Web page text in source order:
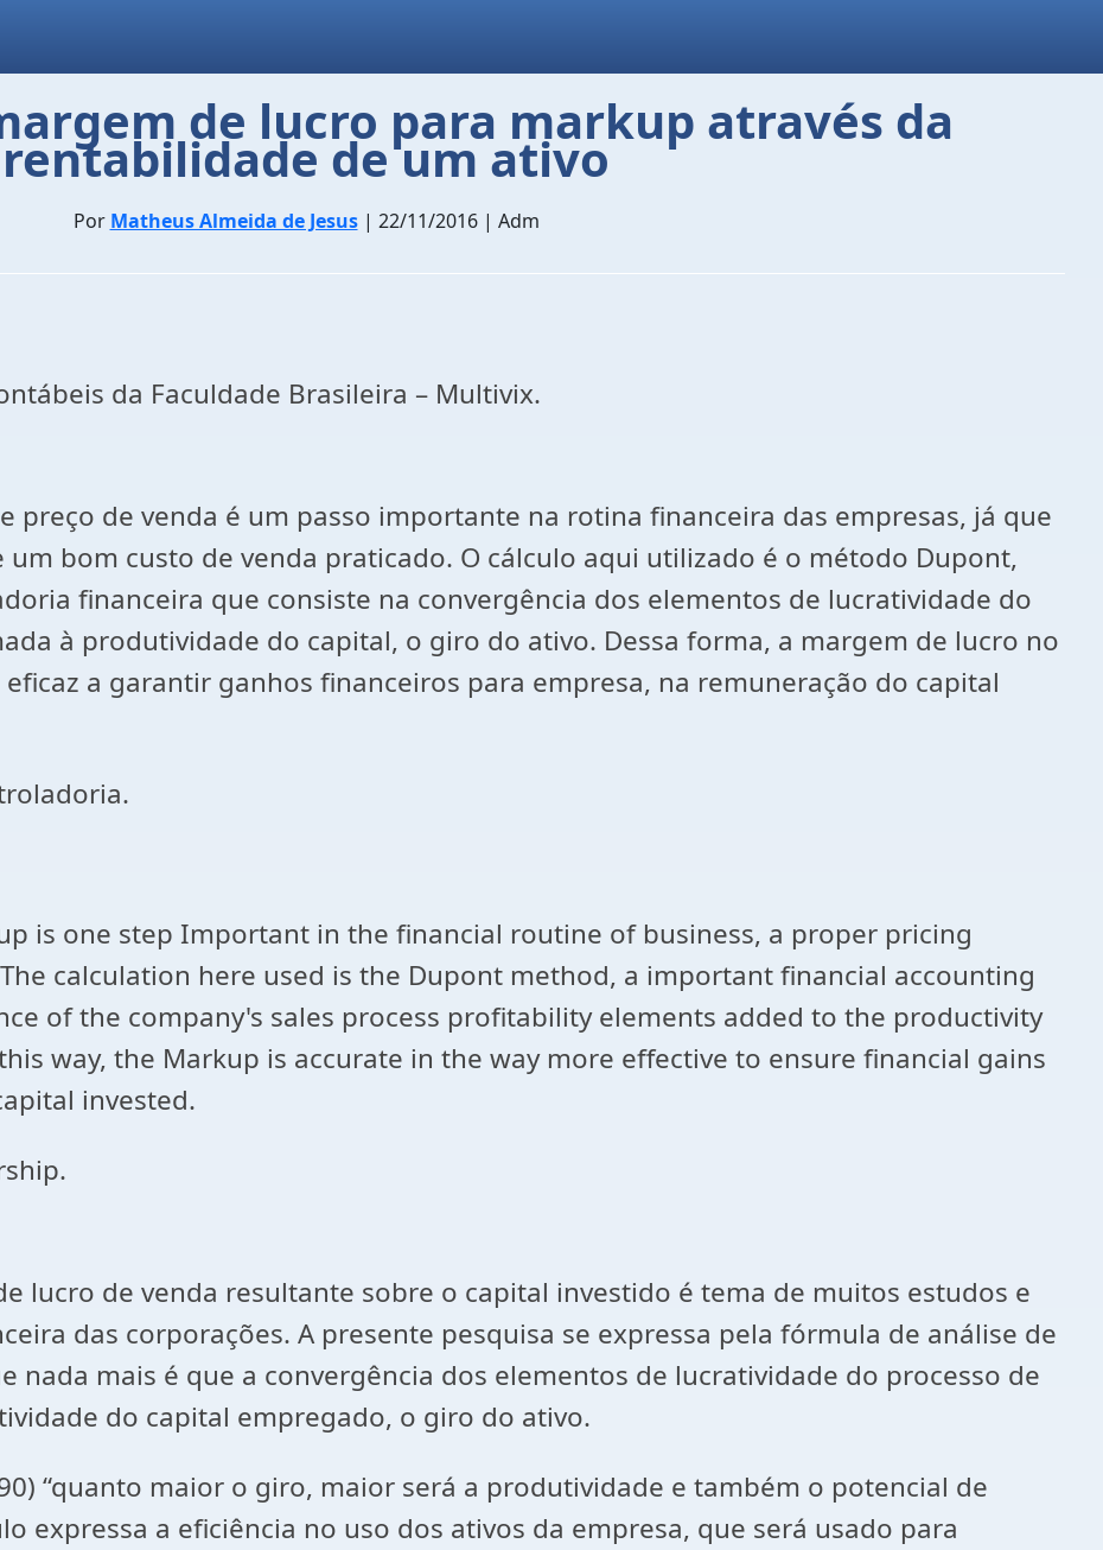
de lucro para markup através da
rentabilidade de um ativo
Por Matheus Almeida de Jesus| 22/11/2016 | Adm
da Faculdade Brasileira – Multivix.
preço de venda é um passo importante na rotina financeira das empresas, já que
bom custo de venda praticado. O cálculo aqui utilizado é o método Dupont,
financeira que consiste na convergência dos elementos de lucratividade do
à produtividade do capital, o giro do ativo. Dessa forma, a margem de lucro no
a garantir ganhos financeiros para empresa, na remuneração do capital
is one step Important in the financial routine of business, a proper pricing
calculation here used is the Dupont method, a important financial accounting
of the company's sales process profitability elements added to the productivity
way, the Markup is accurate in the way more effective to ensure financial gains
invested.
de venda resultante sobre o capital investido é tema de muitos estudos e
das corporações. A presente pesquisa se expressa pela fórmula de análise de
nada mais é que a convergência dos elementos de lucratividade do processo de
do capital empregado, o giro do ativo.
maior o giro, maior será a produtividade e também o potencial de
expressa a eficiência no uso dos ativos da empresa, que será usado para